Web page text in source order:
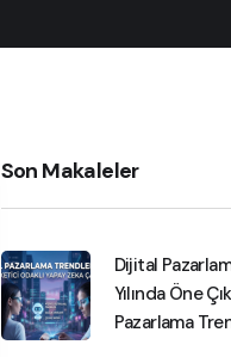
Son Makaleler
Dijital
Yılında Öne
Pazarlama